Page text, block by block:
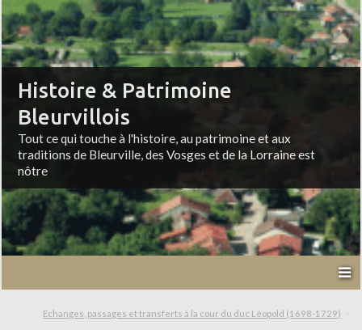
Histoire & Patrimoine
Bleurvillois
Tout ce qui touche à l'histoire, au patrimoine et aux
traditions de Bleurville, des Vosges et de la Lorraine est
nôtre
Echanges, passages et transferts à la cour du duc Léopold (1698-1729)